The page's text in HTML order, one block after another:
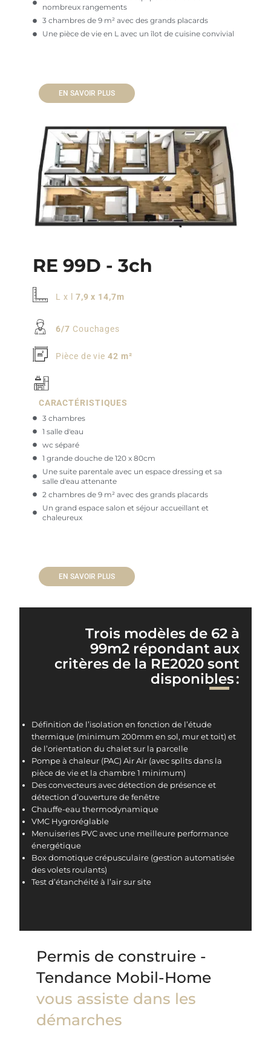
nombreux rangements
3 chambres de 9 m² avec des grands placards
Une pièce de vie en L avec un îlot de cuisine convivial
EN SAVOIR PLUS
RE 99D - 3ch
L x l 7,9 x 14,7m
6/7 Couchages
Pièce de vie 42 m²
CARACTÉRISTIQUES
3 chambres
1 salle d'eau
wc séparé
1 grande douche de 120 x 80cm
Une suite parentale avec un espace dressing et sa
salle d'eau attenante
2 chambres de 9 m² avec des grands placards
Un grand espace salon et séjour accueillant et
chaleureux
EN SAVOIR PLUS
Trois modèles de 62 à
99m2 répondant aux
critères de la RE2020 sont
disponibles :
Définition de l’isolation en fonction de l’étude
thermique (minimum 200mm en sol, mur et toit) et
de l’orientation du chalet sur la parcelle
Pompe à chaleur (PAC) Air Air (avec splits dans la
pièce de vie et la chambre 1 minimum)
Des convecteurs avec détection de présence et
détection d’ouverture de fenêtre
Chauffe-eau thermodynamique
VMC Hygroréglable
Menuiseries PVC avec une meilleure performance
énergétique
Box domotique crépusculaire (gestion automatisée
des volets roulants)
Test d’étanchéité à l’air sur site
Permis de construire -
Tendance Mobil-Home
vous assiste dans les
démarches